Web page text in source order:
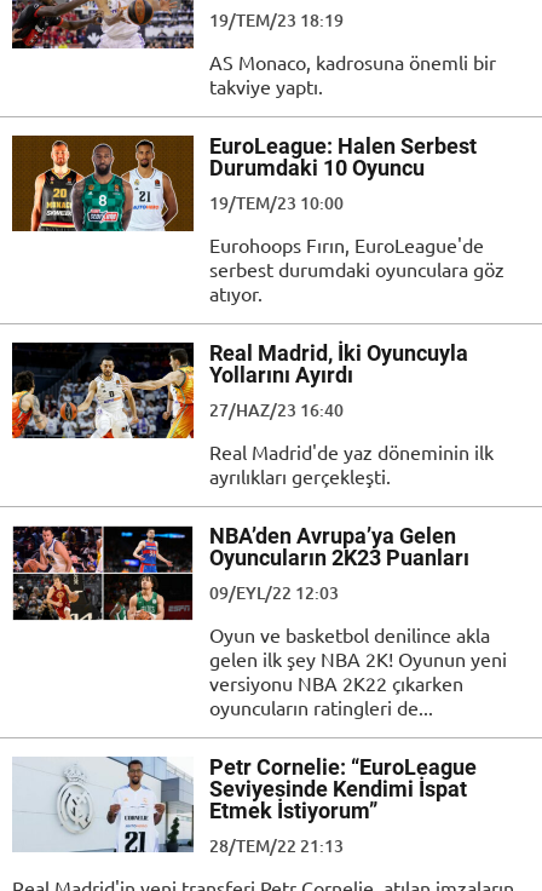
19/TEM/23 18:19
AS Monaco, kadrosuna önemli bir
takviye yaptı.
EuroLeague: Halen Serbest
Durumdaki 10 Oyuncu
19/TEM/23 10:00
Eurohoops Fırın, EuroLeague'de
serbest durumdaki oyunculara göz
atıyor.
Real Madrid, İki Oyuncuyla
Yollarını Ayırdı
27/HAZ/23 16:40
Real Madrid'de yaz döneminin ilk
ayrılıkları gerçekleşti.
NBA’den Avrupa’ya Gelen
Oyuncuların 2K23 Puanları
09/EYL/22 12:03
Oyun ve basketbol denilince akla
gelen ilk şey NBA 2K! Oyunun yeni
versiyonu NBA 2K22 çıkarken
oyuncuların ratingleri de...
Petr Cornelie: “EuroLeague
Seviyesinde Kendimi İspat
Etmek İstiyorum”
28/TEM/22 21:13